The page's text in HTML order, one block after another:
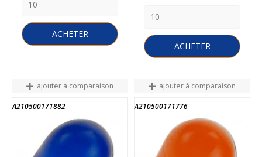
ACHETER
ACHETER
ajouter à comparaison
A210500171882
ajouter à comparaison
A210500171776